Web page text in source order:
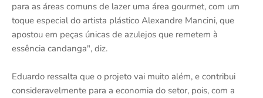
para as áreas comuns de lazer uma área gourmet, com um
toque especial do artista plástico Alexandre Mancini, que
apostou em peças únicas de azulejos que remetem à
essência candanga", diz.
Eduardo ressalta que o projeto vai muito além, e contribui
consideravelmente para a economia do setor, pois, com a